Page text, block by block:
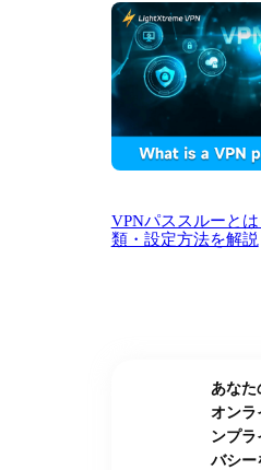
VPNパススルーと
類・設定方法を解説
あなた
オンラ
ンプラ
バシー